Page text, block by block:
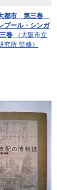
都市 第三巻
プール・シンガ
巻
（大阪市立
究所 監修）